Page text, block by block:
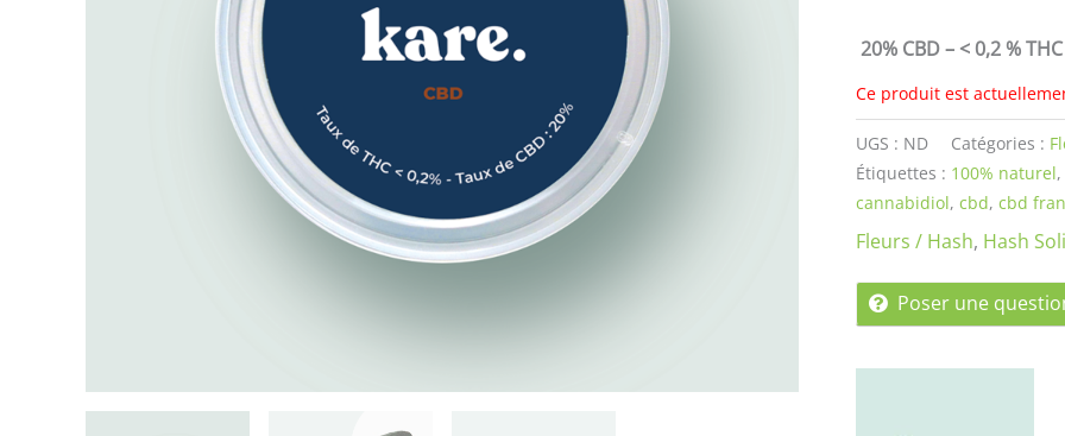
20% CBD – < 0,2 %
Ce produit est
UGS : ND Catégories :
Étiquettes : 100% naturel,
cannabidiol, cbd, cbd
Fleurs / Hash, Hash
Poser une